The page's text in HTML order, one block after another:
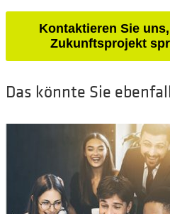
Kontaktieren Sie
Zukunftsprojekt
Das könnte Sie